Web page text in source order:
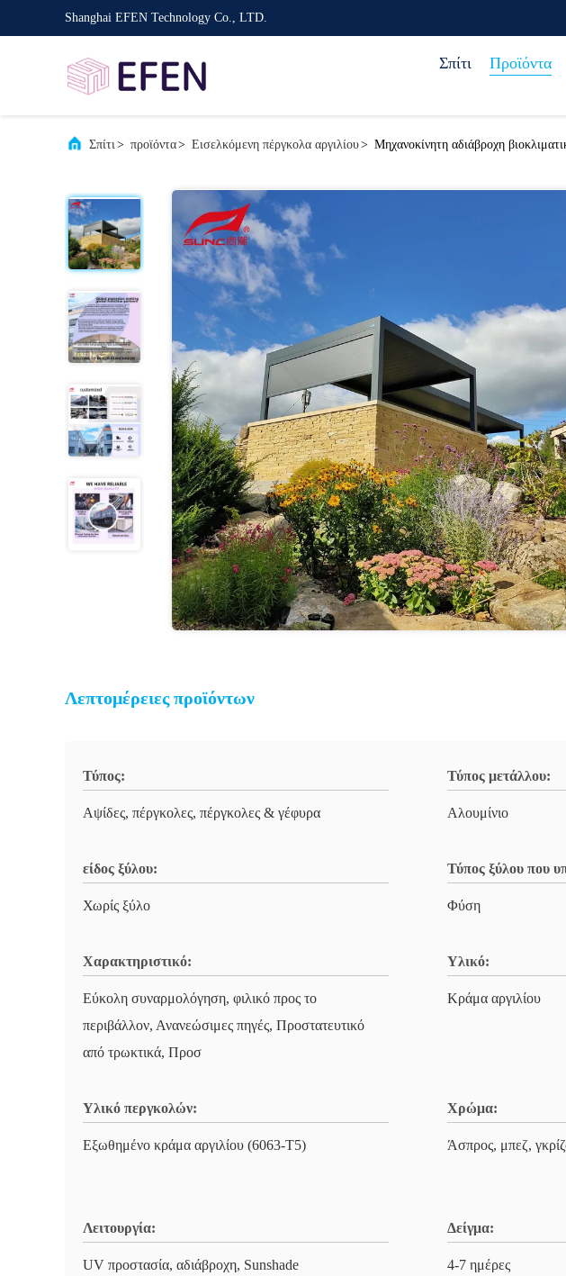
Shanghai EFEN Technology Co., LTD.
Σπίτι Προϊόντα
Σπίτι> προϊόντα> Εισελκόμενη πέργκολα αργιλίου> Μηχανοκίνητη αδιάβροχη
Λεπτομέρειες προϊόντων
Τύπος:
Αψίδες, πέργκολες, πέργκολες & γέφυρα
Τύπος μετάλλου:
Αλουμίνιο
είδος ξύλου:
Χωρίς ξύλο
Τύπος ξύλου που
Φύση
Χαρακτηριστικό:
Εύκολη συναρμολόγηση, φιλικό προς το
περιβάλλον, Ανανεώσιμες πηγές, Προστατευτικό
από τρωκτικά, Προσ
Υλικό:
Κράμα αργιλίου
Υλικό περγκολών:
Εξωθημένο κράμα αργιλίου (6063-T5)
Χρώμα:
Άσπρος, μπεζ,
Λειτουργία:
UV προστασία, αδιάβροχη, Sunshade
Δείγμα:
4-7 ημέρες